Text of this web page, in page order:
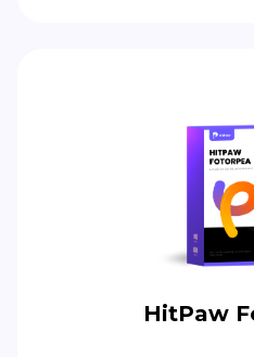
HitPaw